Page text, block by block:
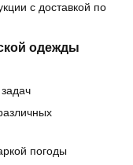
с доставкой по
одежды
погоды